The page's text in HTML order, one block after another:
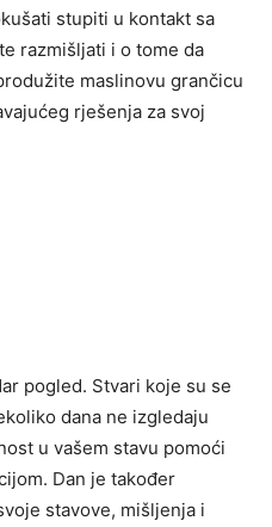
stupiti u kontakt sa
razmišljati i o tome da
maslinovu grančicu
rješenja za svoj
pogled. Stvari koje su se
dana ne izgledaju
u vašem stavu pomoći
Dan je također
stavove, mišljenja i